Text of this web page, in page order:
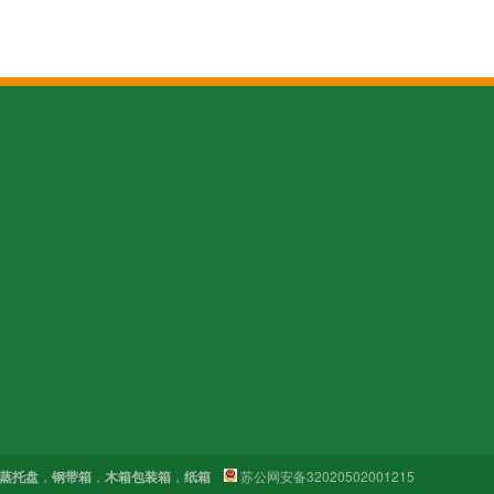
8号
微信扫码 询问报价
托盘 ， 钢带箱 ， 木箱包装箱 ， 纸箱 苏公网安备32020502001215